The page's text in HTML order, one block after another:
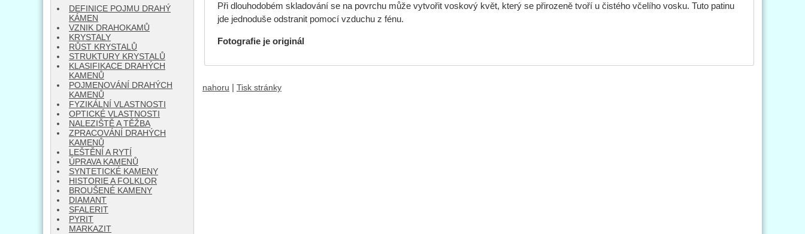
Při dlouhodobém skladování se na povrchu může vytvořit voskový květ, který se přirozeně tvoří u čistého včelího vosku. Tuto patinu
jde jednoduše odstranit pomocí vzduchu z fénu.
Fotografie je originál
nahoru Tisk stránky
DEFINICE POJMU DRAHÝ
KÁMEN
VZNIK DRAHOKAMŮ
KRYSTALY
RŮST KRYSTALŮ
STRUKTURY KRYSTALŮ
KLASIFIKACE DRAHÝCH
KAMENŮ
POJMENOVÁNÍ DRAHÝCH
KAMENŮ
FYZIKÁLNÍ VLASTNOSTI
OPTICKÉ VLASTNOSTI
NALEZIŠTĚ A TĚŽBA
ZPRACOVÁNÍ DRAHÝCH
KAMENŮ
LEŠTĚNÍ A RYTÍ
ÚPRAVA KAMENŮ
SYNTETICKÉ KAMENY
HISTORIE A FOLKLOR
BROUŠENÉ KAMENY
DIAMANT
SFALERIT
PYRIT
MARKAZIT